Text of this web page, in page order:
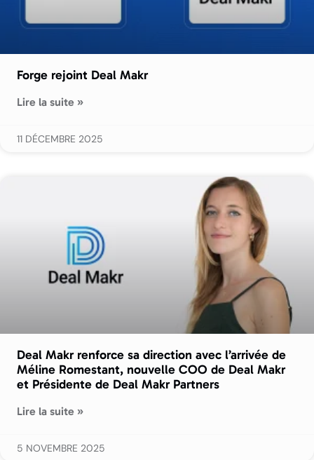
Forge rejoint Deal Makr
Lire la suite »
11 DÉCEMBRE 2025
Deal Makr renforce sa direction avec l’arrivée de
Méline Romestant, nouvelle COO de Deal Makr
et Présidente de Deal Makr Partners
Lire la suite »
5 NOVEMBRE 2025